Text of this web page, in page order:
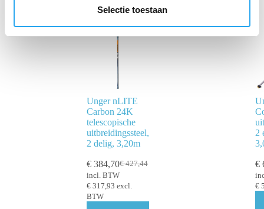
t
Selectie toestaan
Unger nLITE
Carbon 24K
telescopische
uitbreidingssteel,
2 delig, 3,20m
€427,44
€384,70
incl. BTW
€317,93 excl.
BTW
2
€
€